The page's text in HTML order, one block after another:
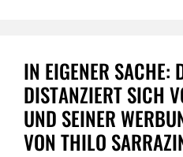
IN EIGENER SACHE:
DISTANZIERT SICH
UND SEINER
VON THILO